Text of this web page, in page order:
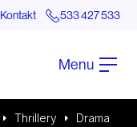
Kontakt 533 427 533
Menu
Thrillery
Drama